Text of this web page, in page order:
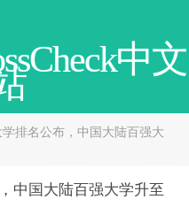
中文
排名公布，中国大陆百强大
中国大陆百强大学升至